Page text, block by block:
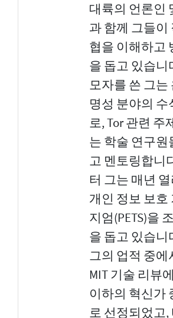
대륙의 언론인
과 함께 그들이
협을 이해하고
을 돕고 있습니
모자를 쓴 그는
명성 분야의 수
로, Tor 관련 주
는 학술 연구원
고 멘토링합니
터 그는 매년
개인 정보 보호
지엄(PETS)을
을 돕고 있습니
그의 업적 중에
MIT 기술 리뷰
이하의 혁신가
로 선정되었고,